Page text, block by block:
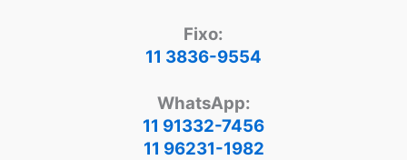
Fixo:
11 3836-9554
WhatsApp:
11 91332-7456
11 96231-1982